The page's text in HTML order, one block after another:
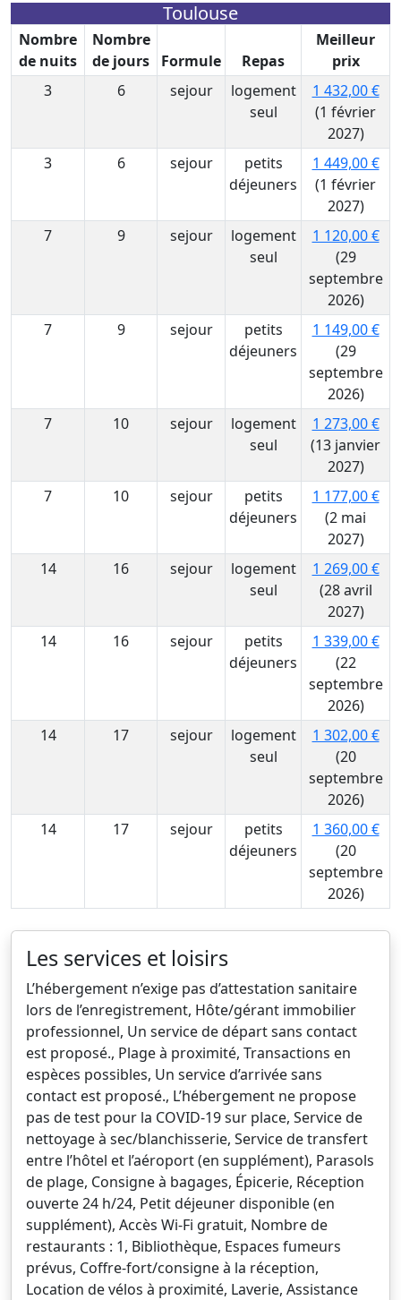
Toulouse
Nombre
de nuits
Nombre
de jours
Formule Repas
Meilleur
prix
3
6 sejour
logement
seul
1 432,00 €
(1 février
2027)
3
6 sejour
petits
déjeuners
1 449,00 €
(1 février
2027)
7
9 sejour
logement
seul
1 120,00 €
(29
septembre
2026)
7
9 sejour
petits
déjeuners
1 149,00 €
(29
septembre
2026)
7
10 sejour
logement
seul
1 273,00 €
(13 janvier
2027)
7
10 sejour
petits
déjeuners
1 177,00 €
(2 mai
2027)
14
16 sejour
logement
seul
1 269,00 €
(28 avril
2027)
14
16 sejour
petits
déjeuners
1 339,00 €
(22
septembre
2026)
14
17 sejour
logement
seul
1 302,00 €
(20
septembre
2026)
14
17 sejour
petits
déjeuners
1 360,00 €
(20
septembre
2026)
Les services et loisirs
L’hébergement n’exige pas d’attestation sanitaire
lors de l’enregistrement, Hôte/gérant immobilier
professionnel, Un service de départ sans contact
est proposé., Plage à proximité, Transactions en
espèces possibles, Un service d’arrivée sans
contact est proposé., L’hébergement ne propose
pas de test pour la COVID-19 sur place, Service de
nettoyage à sec/blanchisserie, Service de transfert
entre l’hôtel et l’aéroport (en supplément), Parasols
de plage, Consigne à bagages, Épicerie, Réception
ouverte 24 h/24, Petit déjeuner disponible (en
supplément), Accès Wi-Fi gratuit, Nombre de
restaurants : 1, Bibliothèque, Espaces fumeurs
prévus, Coffre-fort/consigne à la réception,
Location de vélos à proximité, Laverie, Assistance